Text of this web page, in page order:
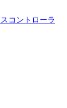
コントローラ